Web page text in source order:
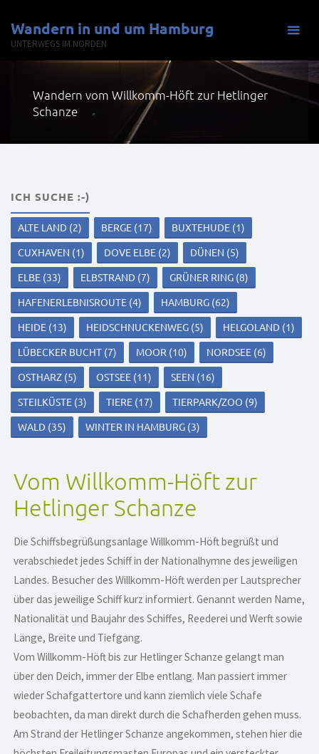
Inhalt
springen
Wandern in und um Hamburg
UNTERWEGS IM NORDEN
Wandern vom Willkomm-Höft zur Hetlinger
Schanze
ICH SUCHE :-)
ALTE LAND (2) BERGE (17) BUXTEHUDE (1)
CUXHAVEN (1) DOVE ELBE (2) DÜNEN (5)
ELBE (33) ELBSTRAND (7) GRÜNER RING (8)
HAFENERLEBNISROUTE (4) HAMBURG (62)
HEIDE (13) HEIDSCHNUCKENWEG (5) HELGOLAND (1)
LÜBECKER BUCHT (7) MOOR (10) NORDSEE (6)
OSTHARZ (5) OSTSEE (11) SEEN (16)
STEILKÜSTE (3) TIERE (17) TIERPARK/ZOO (9)
WALD (35) WINTER IN HAMBURG (3)
Vom Willkomm-Höft zur
Hetlinger Schanze
Die Schiffsbegrüßungsanlage Willkomm-Höft begrüßt und
verabschiedet jedes Schiff in der Nationalhymne des jeweiligen
Landes. Besucher des Willkomm-Höft werden per Lautsprecher
über das jeweilige Schiff kurz informiert. Genannt werden Name,
Nationalität und Baujahr des Schiffes, Reederei und Werft sowie
Länge, Breite und Tiefgang.
Vom Willkomm-Höft bis zur Hetlinger Schanze gelangt man
über den Deich, immer der Elbe entlang. Man passiert immer
wieder Schafgattertore und kann ziemlich viele Schafe
beobachten, da man direkt durch die Schafherden gehen muss.
Am Strand der Hetlinger Schanze angekommen, stehen hier die